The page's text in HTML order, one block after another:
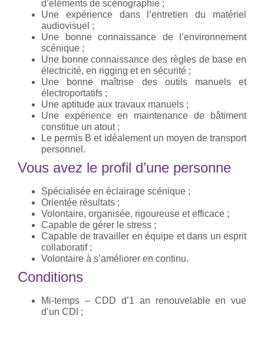
d’éléments de scénographie ;
Une expérience dans l’entretien du matériel
audiovisuel ;
Une bonne connaissance de l’environnement
scénique ;
Une bonne connaissance des règles de base en
électricité, en rigging et en sécurité ;
Une bonne maîtrise des outils manuels et
électroportatifs ;
Une aptitude aux travaux manuels ;
Une expérience en maintenance de bâtiment
constitue un atout ;
Le permis B et idéalement un moyen de transport
personnel.
Vous avez le profil d’une personne
Spécialisée en éclairage scénique ;
Orientée résultats ;
Volontaire, organisée, rigoureuse et efficace ;
Capable de gérer le stress ;
Capable de travailler en équipe et dans un esprit
collaboratif ;
Volontaire à s’améliorer en continu.
Conditions
Mi-temps – CDD d’1 an renouvelable en vue
d’un CDI ;